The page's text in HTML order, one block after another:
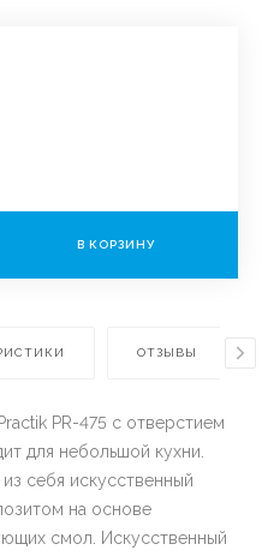
В КОРЗИНУ
ОТЗЫВЫ
PR-475 с отверстием
для небольшой кухни.
себя искусственный
на основе
смол. Искусственный